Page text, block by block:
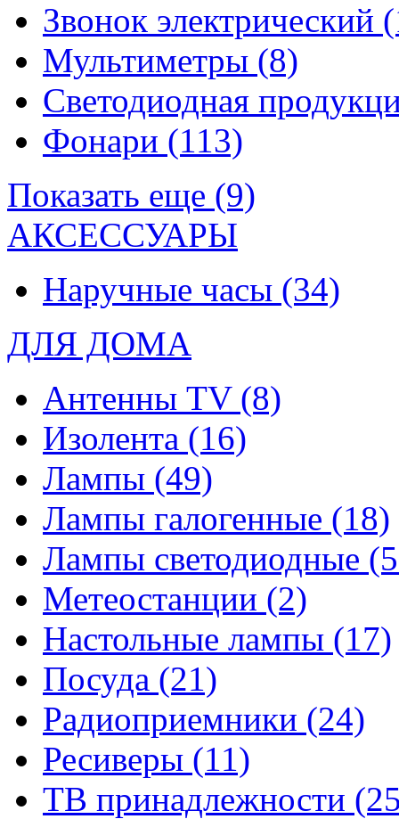
Звонок электрический
Мультиметры (8)
Светодиодная
Фонари (113)
Показать еще (9)
АКСЕССУАРЫ
Наручные часы (34)
ДЛЯ ДОМА
Антенны TV (8)
Изолента (16)
Лампы (49)
Лампы галогенные (18)
Лампы светодиодные
Метеостанции (2)
Настольные лампы (17)
Посуда (21)
Радиоприемники (24)
Ресиверы (11)
ТВ принадлежности